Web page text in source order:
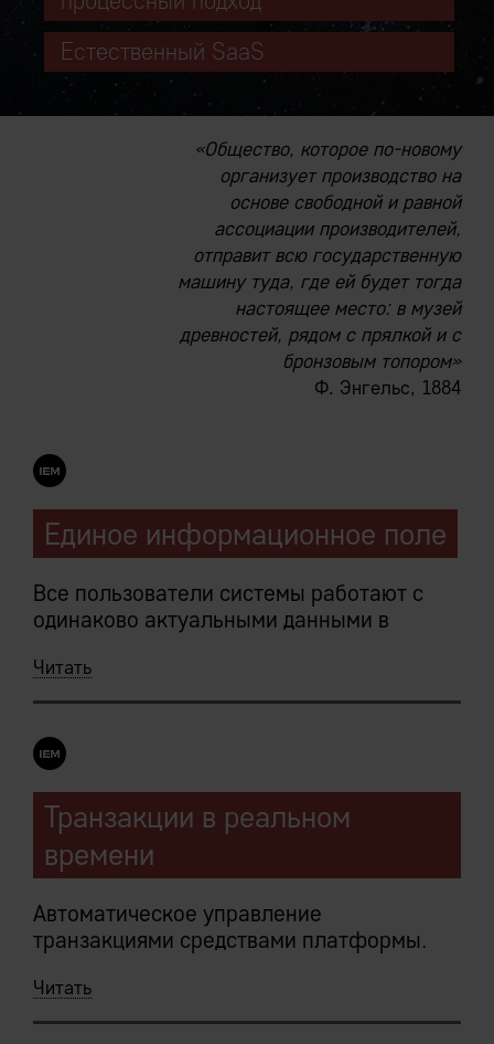
Естественный SaaS
«Общество, которое по-новому
организует производство на
основе свободной и равной
ассоциации производителей,
отправит всю государственную
машину туда, где ей будет тогда
настоящее место: в музей
древностей, рядом с прялкой и с
бронзовым топором»
Ф. Энгельс, 1884
Единое информационное поле
Все пользователи системы работают с
одинаково актуальными данными в
Следует из:
Системы
Исключительная всеохватность и
единственность
.NULL.
Читать
Транзакции в реальном
времени
Автоматическое управление
транзакциями средствами платформы.
Сервер приложений транзакционно
атомарен: платформа гарантирует, что
Читать